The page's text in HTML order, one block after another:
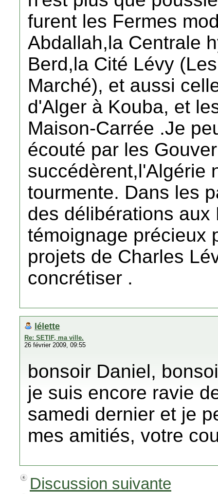
furent les Fermes
Abdallah,la Centrale
Berd,la Cité Lévy
Marché), et aussi
d'Alger à Kouba, et
Maison-Carrée .Je
écouté par les
succédèrent,l'Algérie
tourmente. Dans les
des délibérations
témoignage précieux
projets de Charles
concrétiser .
lélette
Re: SETIF, ma ville.
26 février 2009, 09:55
bonsoir Daniel,
je suis encore ravie
samedi dernier et je
mes amitiés, votre
Discussion suivante